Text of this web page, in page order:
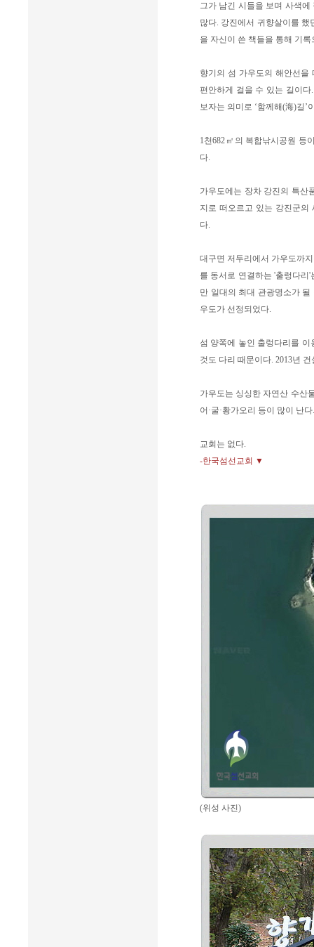
그가 남긴 시들을 보며 사색
많다. 강진에서 귀향살이를 했
을 자신이 쓴 책들을 통해 기록
향기의 섬 가우도의 해안선을
편안하게 걸을 수 있는 길이
보자는 의미로 ‘함께해(海)길’
1천682㎡의 복합낚시공원 등
다.
가우도에는 장차 강진의 특산
지로 떠오르고 있는 강진군의
다.
대구면 저두리에서 가우도까
를 동서로 연결하는 '출렁다리
만 일대의 최대 관광명소가
우도가 선정되었다.
섬 양쪽에 놓인 출렁다리를
것도 다리 때문이다. 2013년
가우도는 싱싱한 자연산 수산
어·굴·황가오리 등이 많이 난다.
교회는 없다.
-한국섬선교회 ▼
(위성 사진)